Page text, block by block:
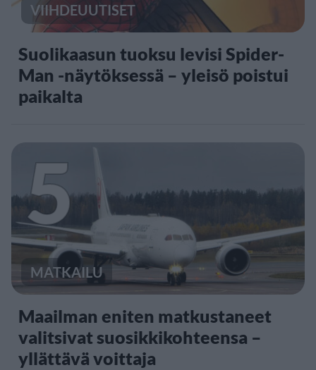
VIIHDEUUTISET
Suolikaasun tuoksu levisi Spider-
Man -näytöksessä – yleisö poistui
paikalta
5
MATKAILU
Maailman eniten matkustaneet
valitsivat suosikkikohteensa –
yllättävä voittaja